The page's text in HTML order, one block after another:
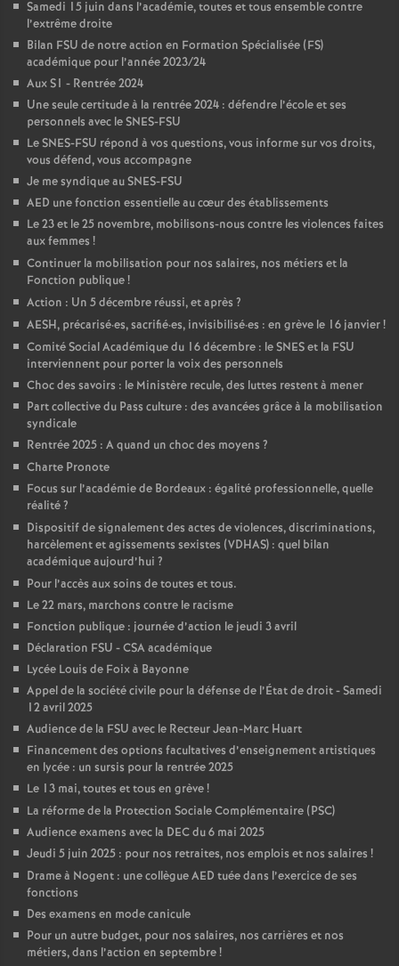
Samedi 15 juin dans l’académie, toutes et tous ensemble contre
l’extrême droite
Bilan FSU de notre action en Formation Spécialisée (FS)
académique pour l’année 2023/24
Aux S1 - Rentrée 2024
Une seule certitude à la rentrée 2024 : défendre l’école et ses
personnels avec le SNES-FSU
Le SNES-FSU répond à vos questions, vous informe sur vos droits,
vous défend, vous accompagne
Je me syndique au SNES-FSU
AED une fonction essentielle au cœur des établissements
Le 23 et le 25 novembre, mobilisons-nous contre les violences faites
aux femmes !
Continuer la mobilisation pour nos salaires, nos métiers et la
Fonction publique!
Action : Un 5 décembre réussi, et après ?
AESH, précarisé·es, sacrifié·es, invisibilisé·es : en grève le 16 janvier!
Comité Social Académique du 16 décembre : le SNES et la FSU
interviennent pour porter la voix des personnels
Choc des savoirs : le Ministère recule, des luttes restent à mener
Part collective du Pass culture : des avancées grâce à la mobilisation
syndicale
Rentrée 2025 : A quand un choc des moyens ?
Charte Pronote
Focus sur l’académie de Bordeaux : égalité professionnelle, quelle
réalité?
Dispositif de signalement des actes de violences, discriminations,
harcèlement et agissements sexistes (VDHAS) : quel bilan
académique aujourd’hui ?
Pour l’accès aux soins de toutes et tous.
Le 22 mars, marchons contre le racisme
Fonction publique : journée d’action le jeudi 3 avril
Déclaration FSU - CSA académique
Lycée Louis de Foix à Bayonne
Appel de la société civile pour la défense de l’État de droit - Samedi
12 avril 2025
Audience de la FSU avec le Recteur Jean-Marc Huart
Financement des options facultatives d’enseignement artistiques
en lycée : un sursis pour la rentrée 2025
Le 13 mai, toutes et tous en grève!
La réforme de la Protection Sociale Complémentaire (PSC)
Audience examens avec la DEC du 6 mai 2025
Jeudi 5 juin 2025 : pour nos retraites, nos emplois et nos salaires !
Drame à Nogent : une collègue AED tuée dans l’exercice de ses
fonctions
Des examens en mode canicule
Pour un autre budget, pour nos salaires, nos carrières et nos
métiers, dans l’action en septembre!